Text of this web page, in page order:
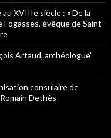
XVIIIe siècle : « De la
évêque de Saint-
Artaud, archéologue”
consulaire de
Dethès